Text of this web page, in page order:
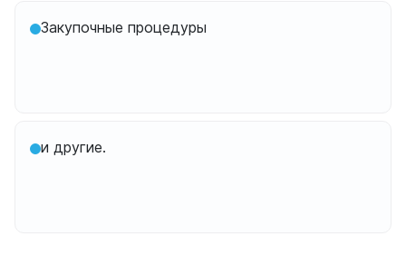
Закупочные процедуры
и другие.